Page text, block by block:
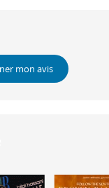
mon avis